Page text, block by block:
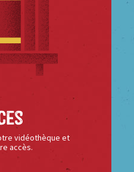
vidéothèque et
accès.